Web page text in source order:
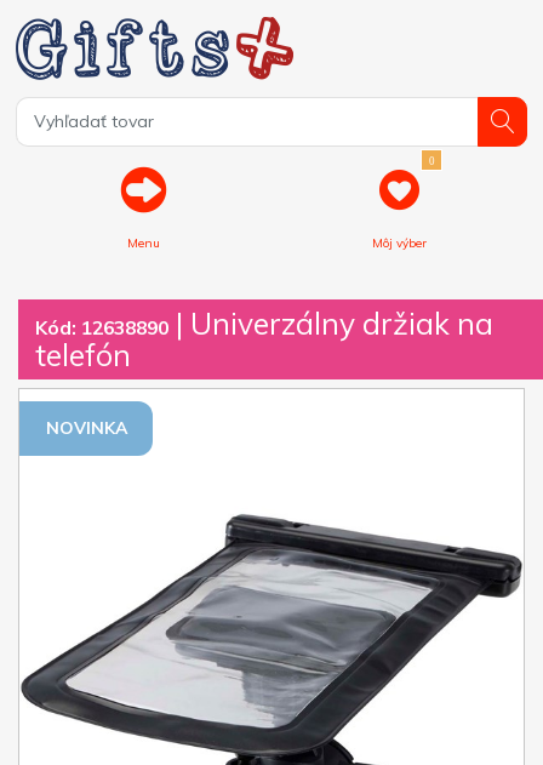
Menu
0
Môj výber
Kód: 12638890 | Univerzálny držiak na
telefón
NOVINKA